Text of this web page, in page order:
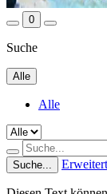
0
Suche
Alle
Alle
Suche...